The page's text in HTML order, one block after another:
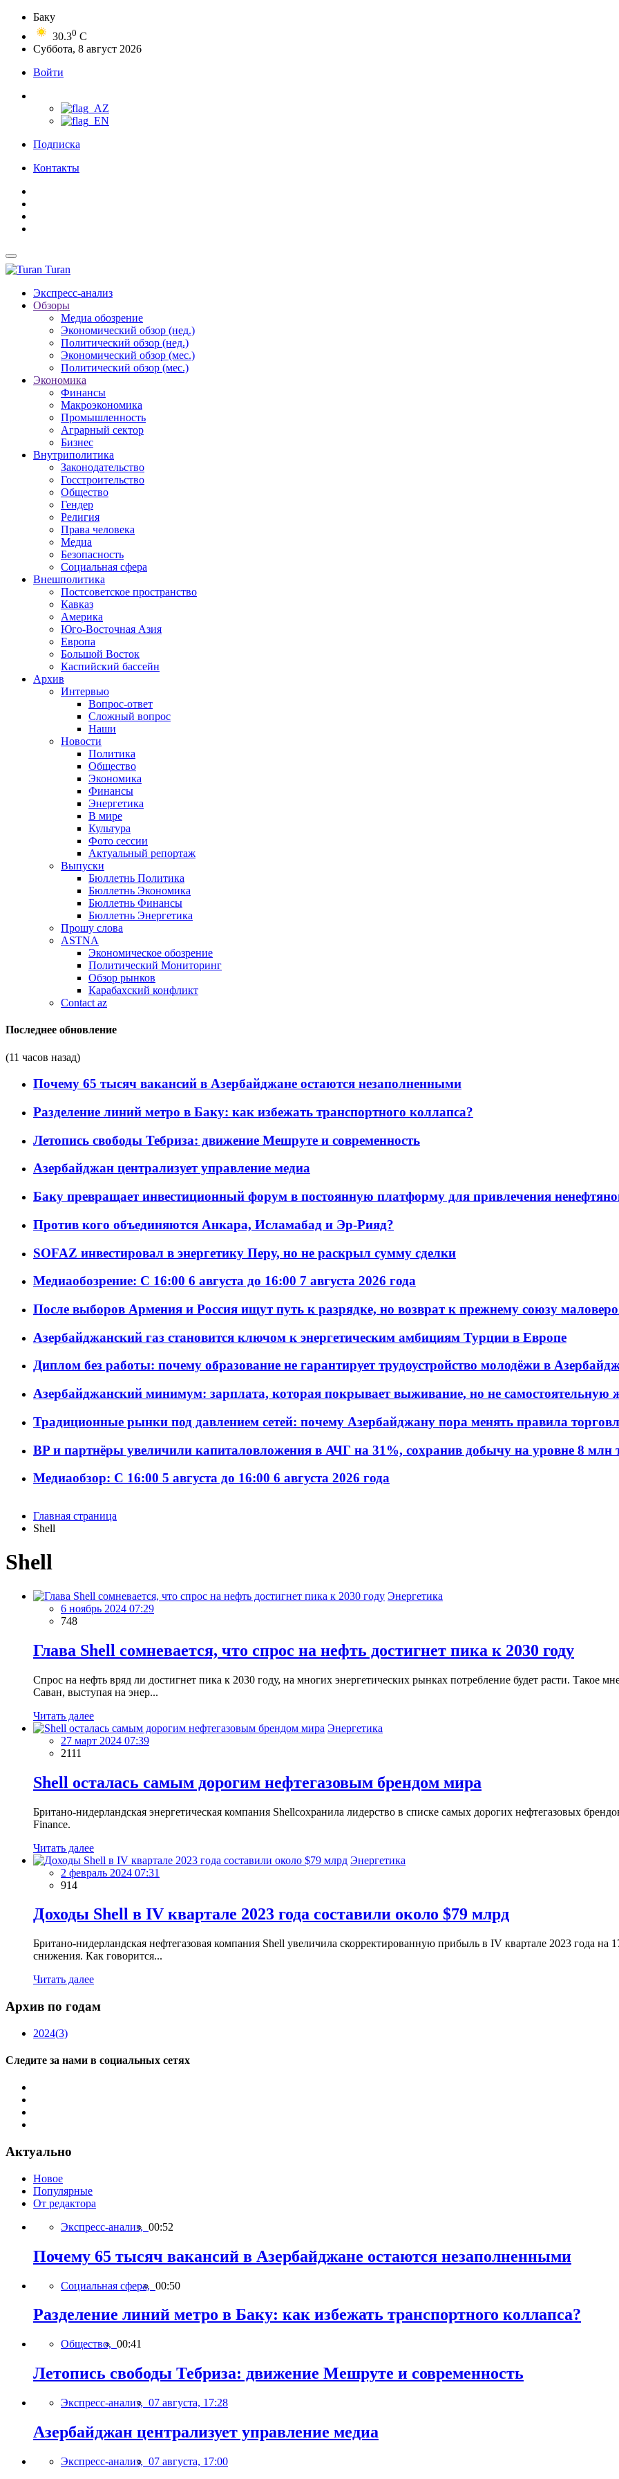
Баку
30.30 C
Суббота, 8 август 2026
Войти
Подписка
Контакты
Turan
Экспресс-анализ
Обзоры
Медиа обозрение
Экономический обзор (нед.)
Политический обзор (нед.)
Экономический обзор (мес.)
Политический обзор (мес.)
Экономика
Финансы
Макроэкономика
Промышленность
Аграрный сектор
Бизнес
Внутриполитика
Законодательство
Госстроительство
Общество
Гендер
Религия
Права человека
Медиа
Безопасность
Социальная сфера
Внешполитика
Постсоветское пространство
Кавказ
Америка
Юго-Восточная Азия
Европа
Большой Восток
Каспийский бассейн
Архив
Интервью
Вопрос-ответ
Сложный вопрос
Наши
Новости
Политика
Общество
Экономика
Финансы
Энергетика
В мире
Культура
Фото сессии
Актуальный репортаж
Выпуски
Бюллетнь Политика
Бюллетнь Экономика
Бюллетнь Финансы
Бюллетнь Энергетика
Прошу слова
ASTNA
Экономическое обозрение
Политический Мониторинг
Обзор рынков
Карабахский конфликт
Contact az
Последнее обновление
(11 часов назад)
Почему 65 тысяч вакансий в Азербайджане остаются незаполненными
Разделение линий метро в Баку: как избежать транспортного коллапса?
Летопись свободы Тебриза: движение Мешруте и современность
Азербайджан централизует управление медиа
Баку превращает инвестиционный форум в постоянную платформу для привлечения
Против кого объединяются Анкара, Исламабад и Эр-Рияд?
SOFAZ инвестировал в энергетику Перу, но не раскрыл сумму сделки
Медиаобозрение: С 16:00 6 августа до 16:00 7 августа 2026 года
После выборов Армения и Россия ищут путь к разрядке, но возврат к прежнему союзу
Азербайджанский газ становится ключом к энергетическим амбициям Турции в Европе
Диплом без работы: почему образование не гарантирует трудоустройство молодёжи в
Азербайджанский минимум: зарплата, которая покрывает выживание, но не самостоятельную
Традиционные рынки под давлением сетей: почему Азербайджану пора менять правила
BP и партнёры увеличили капиталовложения в АЧГ на 31%, сохранив добычу на уровне 8 млн
Медиаобзор: С 16:00 5 августа до 16:00 6 августа 2026 года
Главная страница
Shell
Shell
Энергетика
6 ноябрь 2024 07:29
748
Глава Shell сомневается, что спрос на нефть достигнет пика к 2030 году
Спрос на нефть вряд ли достигнет пика к 2030 году, на многих энергетических рынках потребление будет расти. Такое
Саван, выступая на энер...
Читать далее
Энергетика
27 март 2024 07:39
2111
Shell осталась самым дорогим нефтегазовым брендом мира
Британо-нидерландская энергетическая компания Shellсохранила лидерство в списке самых дорогих нефтегазовых
Finance.
Читать далее
Энергетика
2 февраль 2024 07:31
914
Доходы Shell в IV квартале 2023 года составили около $79 млрд
Британо-нидерландская нефтегазовая компания Shell увеличила скорректированную прибыль в IV квартале 2023 года на
снижения. Как говорится...
Читать далее
Архив по годам
2024(3)
Следите за нами в социальных сетях
Актуально
Новое
Популярные
От редактора
Экспресс-анализ, 00:52
Почему 65 тысяч вакансий в Азербайджане остаются незаполненными
Социальная сфера, 00:50
Разделение линий метро в Баку: как избежать транспортного коллапса?
Общество, 00:41
Летопись свободы Тебриза: движение Мешруте и современность
Экспресс-анализ, 07 августа, 17:28
Азербайджан централизует управление медиа
Экспресс-анализ, 07 августа, 17:00